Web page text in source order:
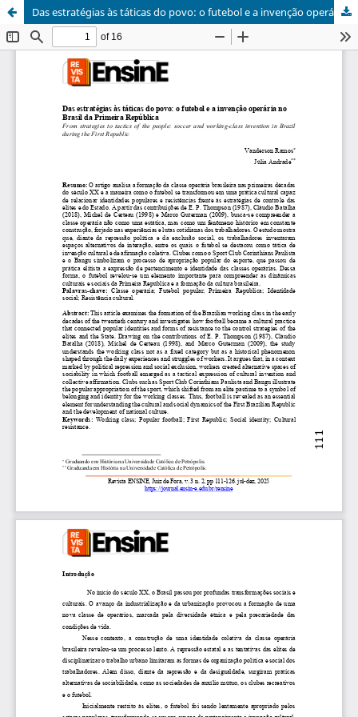
Das estratégias às táticas do povo: o futebol e a invenção operária no Brasil da Primeira República